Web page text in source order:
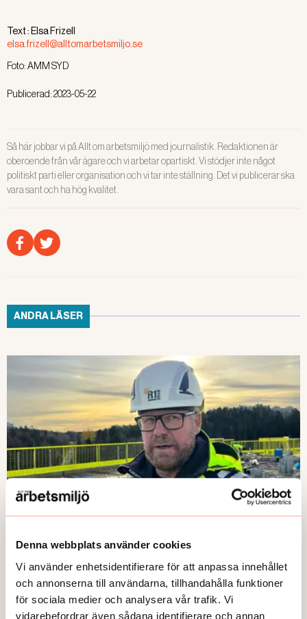
Denna webbplats använder cookies
Vi använder enhetsidentifierare för att anpassa innehållet
och annonserna till användarna, tillhandahålla funktioner
för sociala medier och analysera vår trafik. Vi
vidarebefordrar även sådana identifierare och annan
Text : Elsa Frizell
elsa.frizell@alltomarbetsmiljo.se
Foto:AMM SYD
Publicerad:2023-05-22
Så här jobbar vi på Allt om arbetsmiljö med journalistik. Redaktionen är
oberoende från vår ägare och vi arbetar opartiskt. Vi stödjer inte något
politiskt parti eller organisation och vi tar inte ställning. Det vi publicerar ska
vara sant och ha hög kvalitet.
ANDRA LÄSER
NYHETER
Prisas för sitt arbetsmiljöarbete